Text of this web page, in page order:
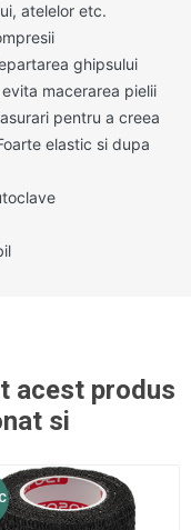
atelelor etc.
ghipsului
macerarea pielii
pentru a creea
elastic si dupa
acest produs
si